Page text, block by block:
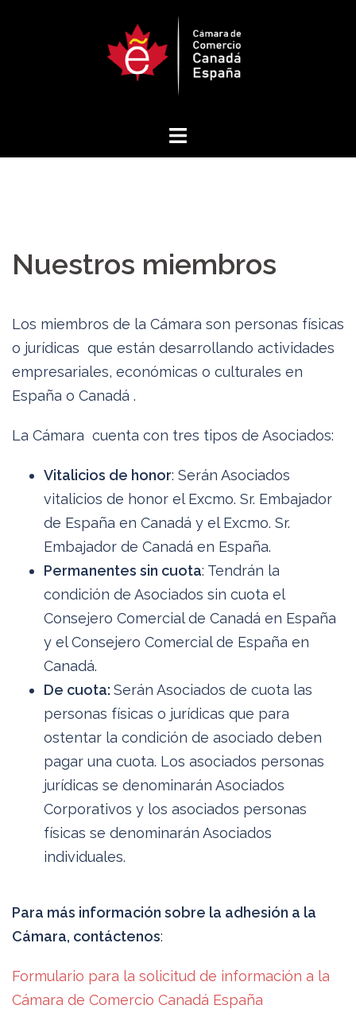
Nuestros miembros
Los miembros de la Cámara son personas físicas
o jurídicas que están desarrollando actividades
empresariales, económicas o culturales en
España o Canadá .
La Cámara cuenta con tres tipos de Asociados:
Vitalicios de honor: Serán Asociados
vitalicios de honor el Excmo. Sr. Embajador
de España en Canadá y el Excmo. Sr.
Embajador de Canadá en España.
Permanentes sin cuota: Tendrán la
condición de Asociados sin cuota el
Consejero Comercial de Canadá en España
y el Consejero Comercial de España en
Canadá.
De cuota: Serán Asociados de cuota las
personas físicas o jurídicas que para
ostentar la condición de asociado deben
pagar una cuota. Los asociados personas
jurídicas se denominarán Asociados
Corporativos y los asociados personas
físicas se denominarán Asociados
individuales.
Para más información sobre la adhesión a la
Cámara, contáctenos:
Formulario para la solicitud de información a la
Cámara de Comercio Canadá España